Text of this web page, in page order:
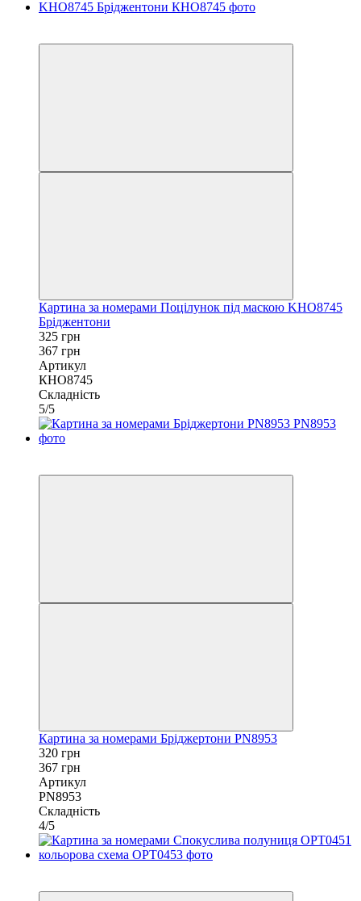
Картина за номерами Поцілунок під маскою KHO8745
Бріджентони
325 грн
367 грн
Артикул
КНО8745
Складність
5/5
Картина за номерами Бріджертони PN8953
320 грн
367 грн
Артикул
PN8953
Складність
4/5